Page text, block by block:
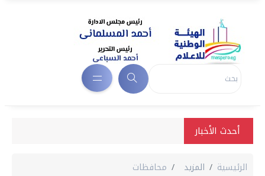
أحدث الأخبار
الرئيسية المزيد محافظات